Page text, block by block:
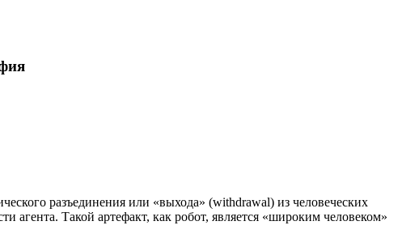
разъ­еди­не­ния или «выхо­да» (withdrawal) из чело­ве­че­ских
аген­та. Такой арте­факт, как робот, явля­ет­ся «широ­ким чело­ве­ком»